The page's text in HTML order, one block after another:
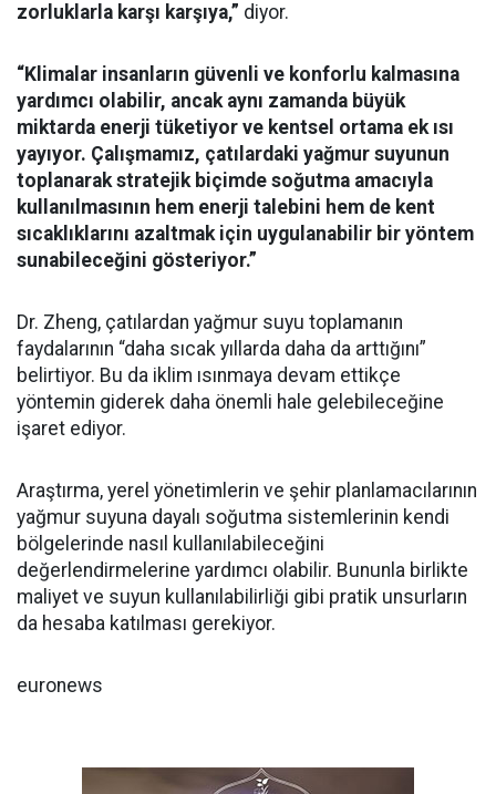
zorluklarla karşı karşıya,” diyor.
“Klimalar insanların güvenli ve konforlu kalmasına
yardımcı olabilir, ancak aynı zamanda büyük
miktarda enerji tüketiyor ve kentsel ortama ek ısı
yayıyor. Çalışmamız, çatılardaki yağmur suyunun
toplanarak stratejik biçimde soğutma amacıyla
kullanılmasının hem enerji talebini hem de kent
sıcaklıklarını azaltmak için uygulanabilir bir yöntem
sunabileceğini gösteriyor.”
Dr. Zheng, çatılardan yağmur suyu toplamanın
faydalarının “daha sıcak yıllarda daha da arttığını”
belirtiyor. Bu da iklim ısınmaya devam ettikçe
yöntemin giderek daha önemli hale gelebileceğine
işaret ediyor.
Araştırma, yerel yönetimlerin ve şehir planlamacılarının
yağmur suyuna dayalı soğutma sistemlerinin kendi
bölgelerinde nasıl kullanılabileceğini
değerlendirmelerine yardımcı olabilir. Bununla birlikte
maliyet ve suyun kullanılabilirliği gibi pratik unsurların
da hesaba katılması gerekiyor.
euronews